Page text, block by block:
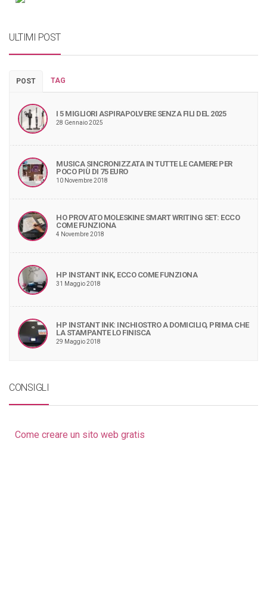
ULTIMI POST
POST TAG
I 5 MIGLIORI ASPIRAPOLVERE SENZA FILI DEL 2025
28 Gennaio 2025
MUSICA SINCRONIZZATA IN TUTTE LE CAMERE PER
POCO PIÙ DI 75 EURO
10 Novembre 2018
HO PROVATO MOLESKINE SMART WRITING SET: ECCO
COME FUNZIONA
4 Novembre 2018
HP INSTANT INK, ECCO COME FUNZIONA
31 Maggio 2018
HP INSTANT INK: INCHIOSTRO A DOMICILIO, PRIMA CHE
LA STAMPANTE LO FINISCA
29 Maggio 2018
CONSIGLI
Come creare un sito web gratis